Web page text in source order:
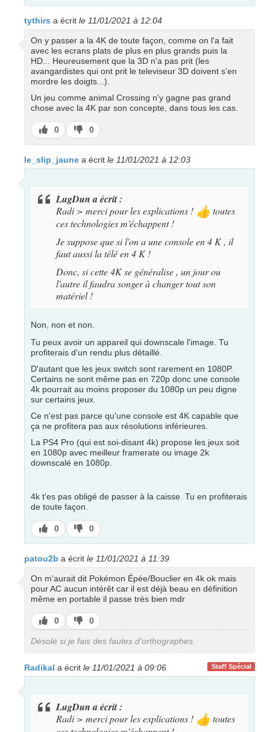
tythirs a écrit le 11/01/2021 à 12:04
On y passer a la 4K de toute façon, comme on l'a fait
avec les ecrans plats de plus en plus grands puis la
HD... Heureusement que la 3D n'a pas prit (les
avangardistes qui ont prit le televiseur 3D doivent s'en
mordre les doigts...).
Un jeu comme animal Crossing n'y gagne pas grand
chose avec la 4K par son concepte, dans tous les cas.
J’aime
0
J’aime
pas
0
le_slip_jaune a écrit le 11/01/2021 à 12:03
LugDun a écrit :
Radi > merci pour les explications ! 👍 toutes
ces technologies m'échappent !
Je suppose que si l'on a une console en 4 K , il
faut aussi la télé en 4 K !
Donc, si cette 4K se généralise , un jour ou
l'autre il faudra songer à changer tout son
matériel !
Non, non et non.
Tu peux avoir un appareil qui downscale l'image. Tu
profiterais d'un rendu plus détaillé.
D'autant que les jeux switch sont rarement en 1080P.
Certains ne sont même pas en 720p donc une console
4k pourrait au moins proposer du 1080p un peu digne
sur certains jeux.
Ce n'est pas parce qu'une console est 4K capable que
ça ne profitera pas aux résolutions inférieures.
La PS4 Pro (qui est soi-disant 4k) propose les jeux soit
en 1080p avec meilleur framerate ou image 2k
downscalé en 1080p.
4k t'es pas obligé de passer à la caisse. Tu en profiterais
de toute façon.
J’aime
0
J’aime
pas
0
patou2b a écrit le 11/01/2021 à 11:39
On m'aurait dit Pokémon Épée/Bouclier en 4k ok mais
pour AC aucun intérêt car il est déjà beau en définition
même en portable il passe très bien mdr
J’aime
0
J’aime
pas
0
Désolé si je fais des fautes d'orthographes.
Staff Spécial
Radikal a écrit le 11/01/2021 à 09:06
LugDun a écrit :
Radi > merci pour les explications ! 👍 toutes